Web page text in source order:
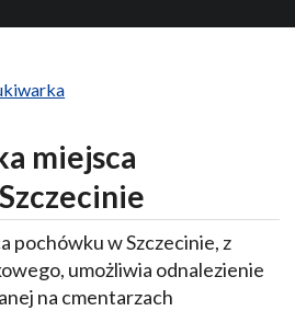
miejsca
pochówku w Szczecinie, z
umożliwia odnalezienie
na cmentarzach